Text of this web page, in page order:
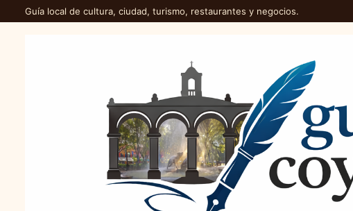
Guía local de cultura, ciudad, turismo, restaurantes y negocios.